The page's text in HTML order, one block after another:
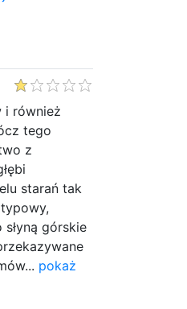
i również
tego
z
starań tak
górskie
pokaż